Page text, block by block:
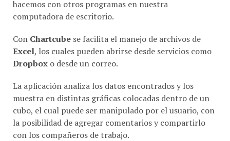
computadora de escritorio.
Con Chartcube se facilita el manejo de archivos de
Excel , los cuales pueden abrirse desde servicios como
Dropbox o desde un correo.
La aplicación analiza los datos encontrados y los
muestra en distintas gráficas colocadas dentro de un
cubo, el cual puede ser manipulado por el usuario, con
la posibilidad de agregar comentarios y compartirlo
con los compañeros de trabajo.